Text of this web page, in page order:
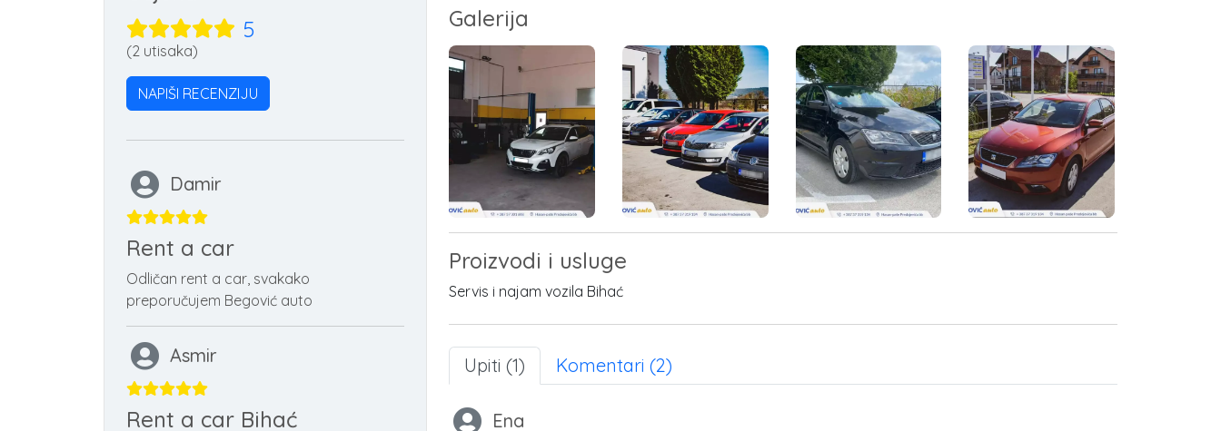
5
(2 utisaka)
NAPIŠI RECENZIJU
Damir
Rent a car
Odličan rent a car, svakako
preporučujem Begović auto
Asmir
Rent a car Bihać
Galerija
Proizvodi i usluge
Servis i najam vozila Bihać
Upiti (1) Komentari (2)
Ena